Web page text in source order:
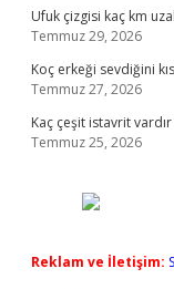
Ufuk çizgisi kaç km
Temmuz 29, 2026
Koç erkeği sevdiğini
Temmuz 27, 2026
Kaç çeşit istavrit vardır
Temmuz 25, 2026
Reklam ve İletişim: